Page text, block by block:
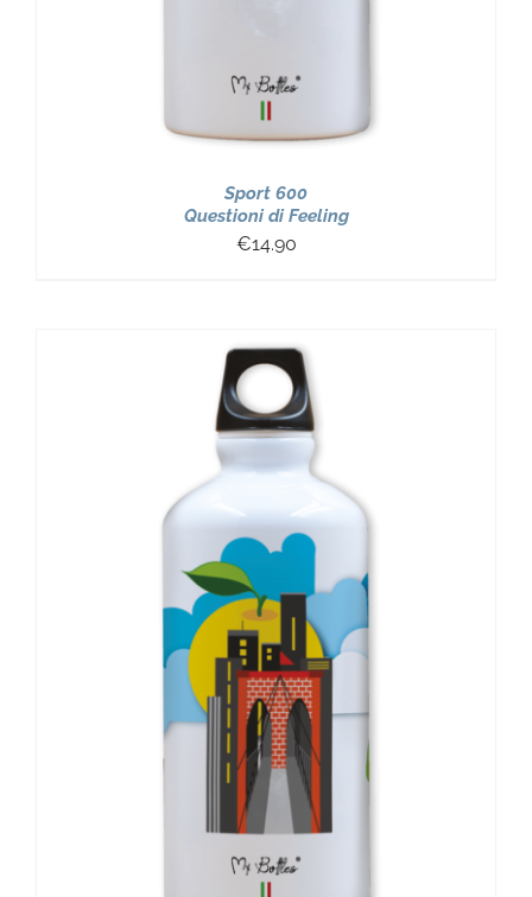
Sport 600
Questioni di Feeling
€14.90